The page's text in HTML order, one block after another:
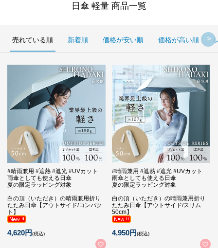
日傘 軽量 商品一覧
売れている順 新着順 価格が安い順 価格が高い順
#晴雨兼用 #遮熱 #遮光 #UVカット
雨傘としても使える日傘
夏の限定ラッピング対象
白の頂（いただき）の晴雨兼用折り
たたみ日傘【アウトサイド/コンパク
ト】
4,620円(税込)
#晴雨兼用 #遮熱 #遮光 #UVカット
雨傘としても使える日傘
夏の限定ラッピング対象
白の頂（いただき）の晴雨兼用折り
たたみ日傘【アウトサイド/スリム
50cm】
4,950円(税込)